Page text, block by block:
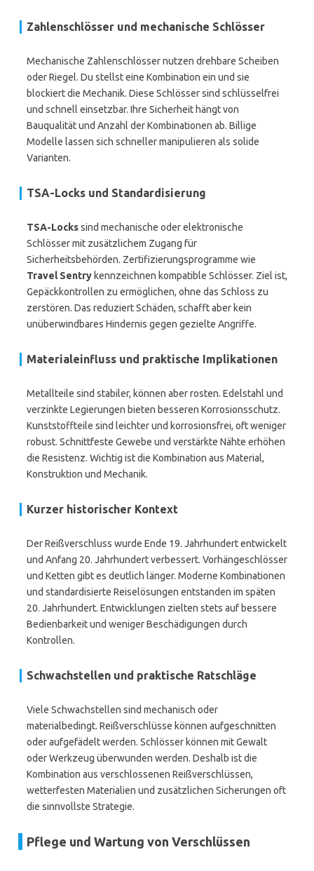
Zahlenschlösser und mechanische Schlösser
Mechanische Zahlenschlösser nutzen drehbare Scheiben
oder Riegel. Du stellst eine Kombination ein und sie
blockiert die Mechanik. Diese Schlösser sind schlüsselfrei
und schnell einsetzbar. Ihre Sicherheit hängt von
Bauqualität und Anzahl der Kombinationen ab. Billige
Modelle lassen sich schneller manipulieren als solide
Varianten.
TSA-Locks und Standardisierung
TSA-Lockssind mechanische oder elektronische
Schlösser mit zusätzlichem Zugang für
Sicherheitsbehörden. Zertifizierungsprogramme wie
Travel Sentry kennzeichnen kompatible Schlösser. Ziel ist,
Gepäckkontrollen zu ermöglichen, ohne das Schloss zu
zerstören. Das reduziert Schäden, schafft aber kein
unüberwindbares Hindernis gegen gezielte Angriffe.
Materialeinfluss und praktische Implikationen
Metallteile sind stabiler, können aber rosten. Edelstahl und
verzinkte Legierungen bieten besseren Korrosionsschutz.
Kunststoffteile sind leichter und korrosionsfrei, oft weniger
robust. Schnittfeste Gewebe und verstärkte Nähte erhöhen
die Resistenz. Wichtig ist die Kombination aus Material,
Konstruktion und Mechanik.
Kurzer historischer Kontext
Der Reißverschluss wurde Ende 19. Jahrhundert entwickelt
und Anfang 20. Jahrhundert verbessert. Vorhängeschlösser
und Ketten gibt es deutlich länger. Moderne Kombinationen
und standardisierte Reiselösungen entstanden im späten
20. Jahrhundert. Entwicklungen zielten stets auf bessere
Bedienbarkeit und weniger Beschädigungen durch
Kontrollen.
Schwachstellen und praktische Ratschläge
Viele Schwachstellen sind mechanisch oder
materialbedingt. Reißverschlüsse können aufgeschnitten
oder aufgefädelt werden. Schlösser können mit Gewalt
oder Werkzeug überwunden werden. Deshalb ist die
Kombination aus verschlossenen Reißverschlüssen,
wetterfesten Materialien und zusätzlichen Sicherungen oft
die sinnvollste Strategie.
Pflege und Wartung von Verschlüssen